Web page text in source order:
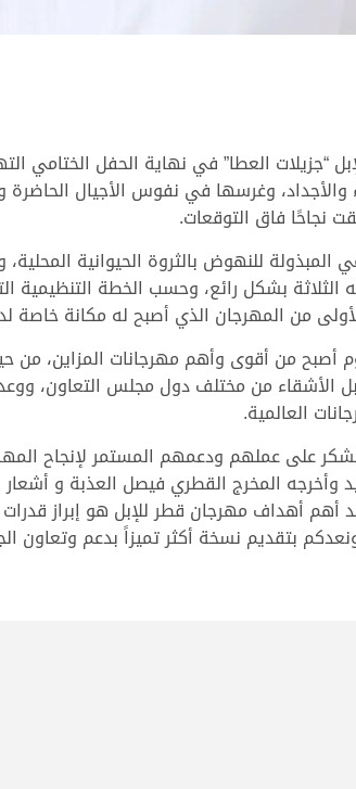
العطا” في نهاية الحفل الختامي
وغرسها في نفوس الأجيال الحاضرة
نجاحًا فاق التوقعات.
المبذولة للنهوض بالثروة الحيوانية
الثلاثة بشكل رائع، وحسب الخطة
من المهرجان الذي أصبح له مكانة
أصبح من أقوى وأهم مهرجانات المزاين،
من مختلف دول مجلس التعاون، ووعد
العالمية.
على عملهم ودعمهم المستمر لإنجاح
وأخرجه المخرج القطري فيصل العذبة و
أهم أهداف مهرجان قطر للإبل هو إبراز